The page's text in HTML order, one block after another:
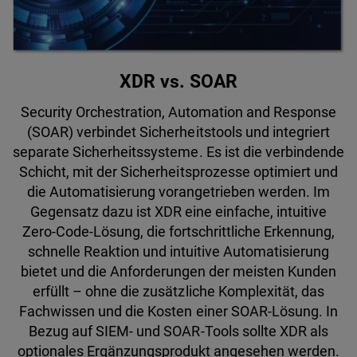
XDR vs. SOAR
Security Orchestration, Automation and Response
(SOAR) verbindet Sicherheitstools und integriert
separate Sicherheitssysteme. Es ist die verbindende
Schicht, mit der Sicherheitsprozesse optimiert und
die Automatisierung vorangetrieben werden. Im
Gegensatz dazu ist XDR eine einfache, intuitive
Zero-Code-Lösung, die fortschrittliche Erkennung,
schnelle Reaktion und intuitive Automatisierung
bietet und die Anforderungen der meisten Kunden
erfüllt – ohne die zusätzliche Komplexität, das
Fachwissen und die Kosten einer SOAR-Lösung. In
Bezug auf SIEM- und SOAR-Tools sollte XDR als
optionales Ergänzungsprodukt angesehen werden.